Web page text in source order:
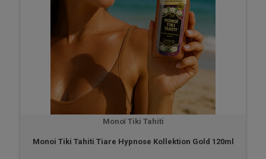
Monoï Tiki Tahiti
Monoi Tiki Tahiti Tiare Hypnose Kollektion Gold 120ml